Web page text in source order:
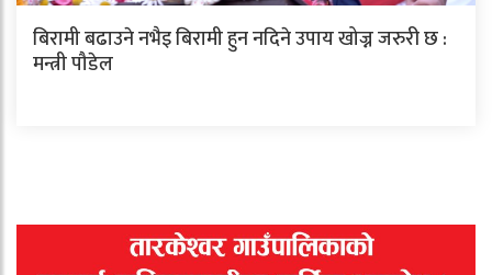
बिरामी बढाउने नभैइ बिरामी हुन नदिने उपाय खोज्न जरुरी छ :
मन्त्री पौडेल